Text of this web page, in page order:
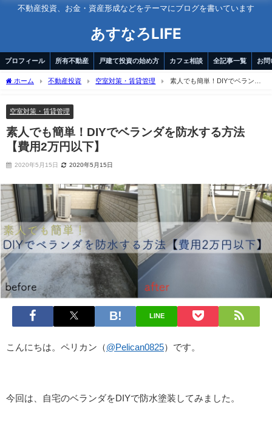
不動産投資、お金・資産形成などをテーマにブログを書いています
あすなろLIFE
プロフィール 所有不動産 戸建て投資の始め方 カフェ相談 全記事一覧 お
ホーム 不動産投資 空室対策・賃貸管理
素人でも簡単！DIYでベランダ
空室対策・賃貸管理
素人でも簡単！DIYでベランダを防水する方法
【費用2万円以下】
2020年5月15日 2020年5月15日
LINE
こんにちは。ペリカン（ @Pelican0825）です。
今回は、自宅のベランダをDIYで防水塗装してみました。